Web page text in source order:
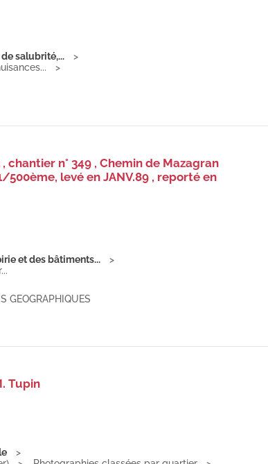
salubrité,...
chantier n° 349 , Chemin de Mazagran
levé en JANV.89 , reporté en
et des bâtiments...
GEOGRAPHIQUES
Tupin